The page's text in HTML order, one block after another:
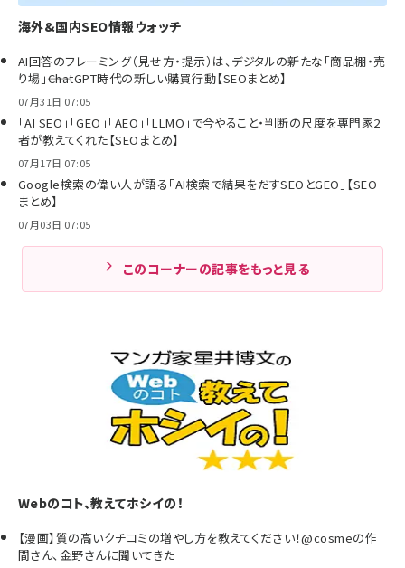
海外&国内SEO情報ウォッチ
AI回答のフレーミング（見せ方・提示）は、デジタルの新たな「商品棚・売
り場」――ChatGPT時代の新しい購買行動【SEOまとめ】
07月31日 07:05
「AI SEO」「GEO」「AEO」「LLMO」で今やること・判断の尺度を専門家2
者が教えてくれた【SEOまとめ】
07月17日 07:05
Google検索の偉い人が語る「AI検索で結果をだすSEOとGEO」【SEO
まとめ】
07月03日 07:05
このコーナーの記事をもっと見る
Webのコト、教えてホシイの！
【漫画】質の高いクチコミの増やし方を教えてください！@cosmeの作
間さん、金野さんに聞いてきた